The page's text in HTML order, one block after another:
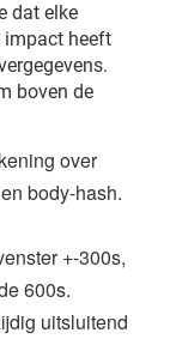
dat elke
impact heeft
boven de
over
body-hash.
+-300s,
600s.
uitsluitend